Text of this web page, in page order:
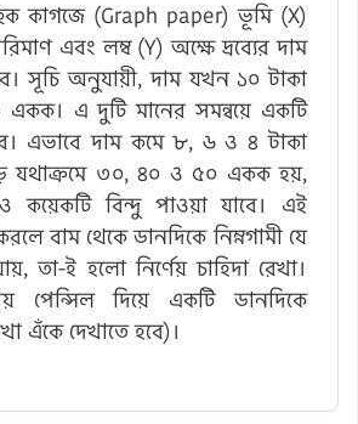
কাগজে (Graph paper) ভূমি (X)
এবং লম্ব (Y) অক্ষে দ্রব্যের দাম
সূচি অনুযায়ী, দাম যখন ১০ টাকা
একক। এ দুটি মানের সমন্বয়ে একটি
এভাবে দাম কমে ৮, ৬ ও ৪ টাকা
যথাক্রমে ৩০, ৪০ ও ৫০ একক হয়,
বিন্দু পাওয়া যাবে। এই
বাম থেকে ডানদিকে নিম্নগামী যে
তা-ই হলো নির্ণেয় চাহিদা রেখা।
পেন্সিল দিয়ে একটি ডানদিকে
এঁকে দেখাতে হবে)।